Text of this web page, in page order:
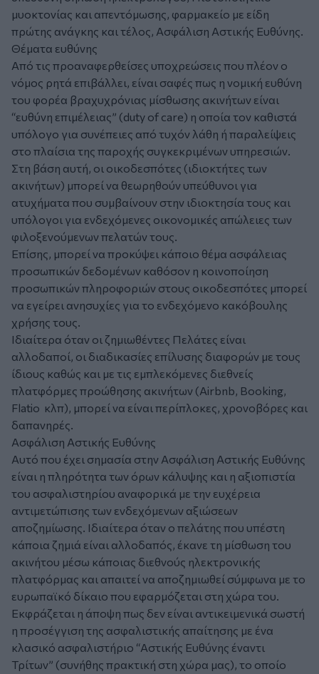
μυοκτονίας και απεντόμωσης, φαρμακείο με είδη
πρώτης ανάγκης και τέλος, Ασφάλιση Αστικής Ευθύνης.
Θέματα ευθύνης
Από τις προαναφερθείσες υποχρεώσεις που πλέον ο
νόμος ρητά επιβάλλει, είναι σαφές πως η νομική ευθύνη
του φορέα βραχυχρόνιας μίσθωσης ακινήτων είναι
“ευθύνη επιμέλειας” (duty of care) η οποία τον καθιστά
υπόλογο για συνέπειες από τυχόν λάθη ή παραλείψεις
στο πλαίσια της παροχής συγκεκριμένων υπηρεσιών.
Στη βάση αυτή, οι οικοδεσπότες (ιδιοκτήτες των
ακινήτων) μπορεί να θεωρηθούν υπεύθυνοι για
ατυχήματα που συμβαίνουν στην ιδιοκτησία τους και
υπόλογοι για ενδεχόμενες οικονομικές απώλειες των
φιλοξενούμενων πελατών τους.
Επίσης, μπορεί να προκύψει κάποιο θέμα ασφάλειας
προσωπικών δεδομένων καθόσον η κοινοποίηση
προσωπικών πληροφοριών στους οικοδεσπότες μπορεί
να εγείρει ανησυχίες για το ενδεχόμενο κακόβουλης
χρήσης τους.
Ιδιαίτερα όταν οι ζημιωθέντες Πελάτες είναι
αλλοδαποί, οι διαδικασίες επίλυσης διαφορών με τους
ίδιους καθώς και με τις εμπλεκόμενες διεθνείς
πλατφόρμες προώθησης ακινήτων (Airbnb, Booking,
Flatio κλπ), μπορεί να είναι περίπλοκες, χρονοβόρες και
δαπανηρές.
Ασφάλιση Αστικής Ευθύνης
Αυτό που έχει σημασία στην Ασφάλιση Αστικής Ευθύνης
είναι η πληρότητα των όρων κάλυψης και η αξιοπιστία
του ασφαλιστηρίου αναφορικά με την ευχέρεια
αντιμετώπισης των ενδεχόμενων αξιώσεων
αποζημίωσης. Ιδιαίτερα όταν ο πελάτης που υπέστη
κάποια ζημιά είναι αλλοδαπός, έκανε τη μίσθωση του
ακινήτου μέσω κάποιας διεθνούς ηλεκτρονικής
πλατφόρμας και απαιτεί να αποζημιωθεί σύμφωνα με το
ευρωπαϊκό δίκαιο που εφαρμόζεται στη χώρα του.
Εκφράζεται η άποψη πως δεν είναι αντικειμενικά σωστή
η προσέγγιση της ασφαλιστικής απαίτησης με ένα
κλασικό ασφαλιστήριο “Αστικής Ευθύνης έναντι
Τρίτων” (συνήθης πρακτική στη χώρα μας), το οποίο